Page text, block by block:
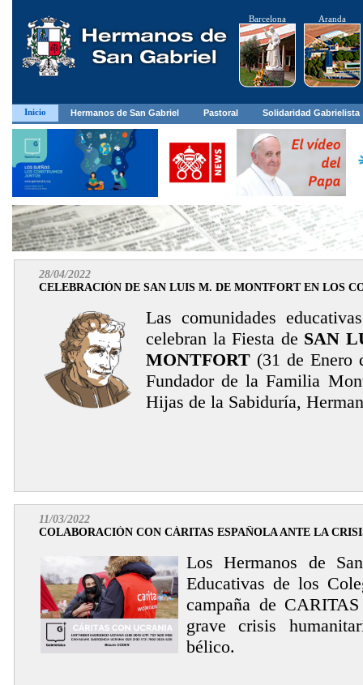
Barcelona Aranda
Inicio Hermanos de San Gabriel Pastoral Solidaridad Gabrielista
28/04/2022
CELEBRACIÓN DE SAN LUIS M. DE MONTFORT EN LOS
Las comunidades
celebran la Fiesta de SAN
MONTFORT (31 de Enero
Fundador de la Familia
Hijas de la Sabiduría,
11/03/2022
COLABORACIÓN CON CÁRITAS ESPAÑOLA ANTE LA
Los Hermanos de
Educativas de los
campaña de
grave crisis
bélico.